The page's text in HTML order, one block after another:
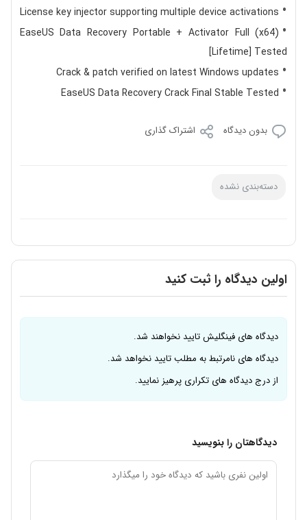
License key injector supporting multiple device activations
EaseUS Data Recovery Portable + Activator Full (x64)
[Lifetime] Tested
Crack & patch verified on latest Windows updates
EaseUS Data Recovery Crack Final Stable Tested
بدون دیدگاه اشتراک گذاری
دسته‌بندی نشده
اولین دیدگاه را ثبت کنید
دیدگاه های فینگلیش تایید نخواهند شد.
دیدگاه های نامرتبط به مطلب تایید نخواهد شد.
از درج دیدگاه های تکراری پرهیز نمایید.
دیدگاهتان را بنویسید